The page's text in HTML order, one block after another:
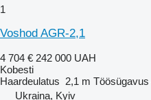
1
Voshod AGR-2,1
4 704 € 242 000 UAH
Kobesti
Haardeulatus 2,1 m Töösügavus
Ukraina, Kyiv